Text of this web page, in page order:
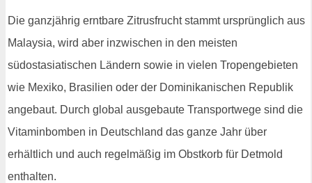
Die ganzjährig erntbare Zitrusfrucht stammt ursprünglich aus
Malaysia, wird aber inzwischen in den meisten
südostasiatischen Ländern sowie in vielen Tropengebieten
wie Mexiko, Brasilien oder der Dominikanischen Republik
angebaut. Durch global ausgebaute Transportwege sind die
Vitaminbomben in Deutschland das ganze Jahr über
erhältlich und auch regelmäßig im Obstkorb für Detmold
enthalten.